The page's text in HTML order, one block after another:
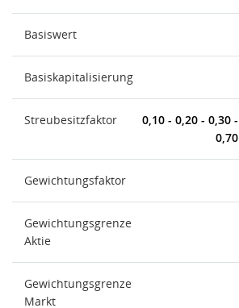
Basiswert
Basiskapitalisierung
Streubesitzfaktor
0,10 - 0,20 - 0,30
Gewichtungsfaktor
Gewichtungsgrenze
Aktie
Gewichtungsgrenze
Markt